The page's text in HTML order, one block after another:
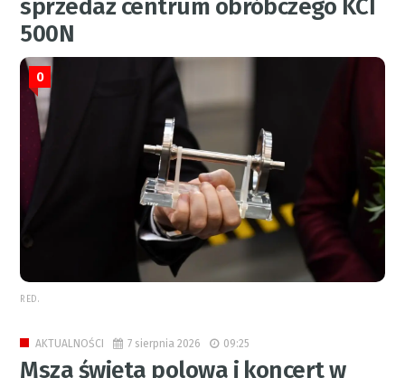
sprzedaż centrum obróbczego KCI
500N
0
RED.
AKTUALNOŚCI 7 sierpnia 2026 09:25
Msza święta polowa i koncert w